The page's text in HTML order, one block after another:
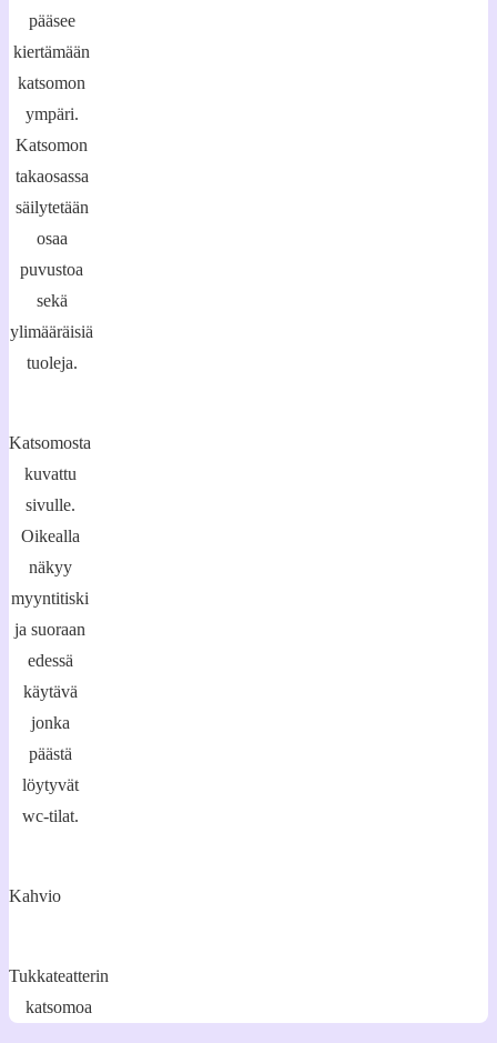
pääsee
kiertämään
katsomon
ympäri.
Katsomon
takaosassa
säilytetään
osaa
puvustoa
sekä
ylimääräisiä
tuoleja.
Katsomosta
kuvattu
sivulle.
Oikealla
näkyy
myyntitiski
ja suoraan
edessä
käytävä
jonka
päästä
löytyvät
wc-tilat.
Kahvio
Tukkateatterin
katsomoa